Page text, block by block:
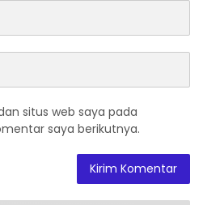
situs web saya pada
saya berikutnya.